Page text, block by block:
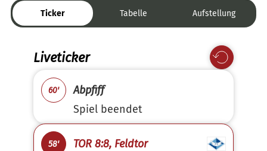
Ticker Tabelle Aufstellung
Liveticker
60'
Abpfiff
Spiel beendet
58' TOR 8:8, Feldtor